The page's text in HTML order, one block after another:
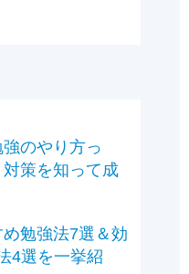
のやり方っ
策を知って成
勉強法7選＆効
4選を一挙紹